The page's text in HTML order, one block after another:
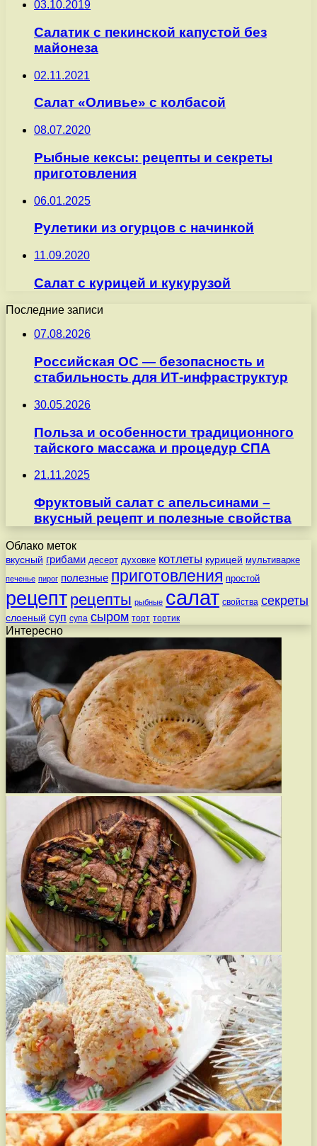
03.10.2019
Салатик с пекинской капустой без
майонеза
02.11.2021
Салат «Оливье» с колбасой
08.07.2020
Рыбные кексы: рецепты и секреты
приготовления
06.01.2025
Рулетики из огурцов с начинкой
11.09.2020
Салат с курицей и кукурузой
Последние записи
07.08.2026
Российская ОС — безопасность и
стабильность для ИТ-инфраструктур
30.05.2026
Польза и особенности традиционного
тайского массажа и процедур СПА
21.11.2025
Фруктовый салат с апельсинами –
вкусный рецепт и полезные свойства
Облако меток
вкусный грибами десерт духовке котлеты курицей мультиварке
печенье пирог полезные приготовления простой
рецепт рецепты рыбные салат свойства секреты
слоеный суп супа сыром торт тортик
Интересно